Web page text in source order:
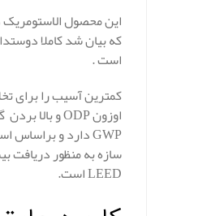
این محصول
که بیان شد کاملا
است .
کمترین آسیب را برای
اوزونODPو بالا
GWPدارد و براساس
سازه به منظور دریافت
LEEDاست.